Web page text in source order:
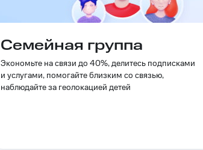
Семейная группа
Экономьте на связи до 40%, делитесь подписками
и услугами, помогайте близким со связью,
наблюдайте за геолокацией детей